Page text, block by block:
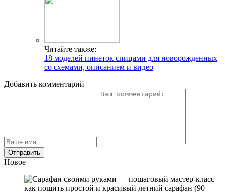
Читайте также:
18 моделей пинеток спицами для новорожденных
со схемами, описанием и видео
Добавить комментарий
Новое